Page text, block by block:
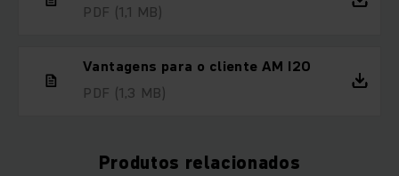
PDF (1,1 MB)
Vantagens para o cliente AM I20
PDF (1,3 MB)
Produtos relacionados